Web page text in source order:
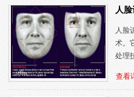
人
人脸
术。
处理
查看